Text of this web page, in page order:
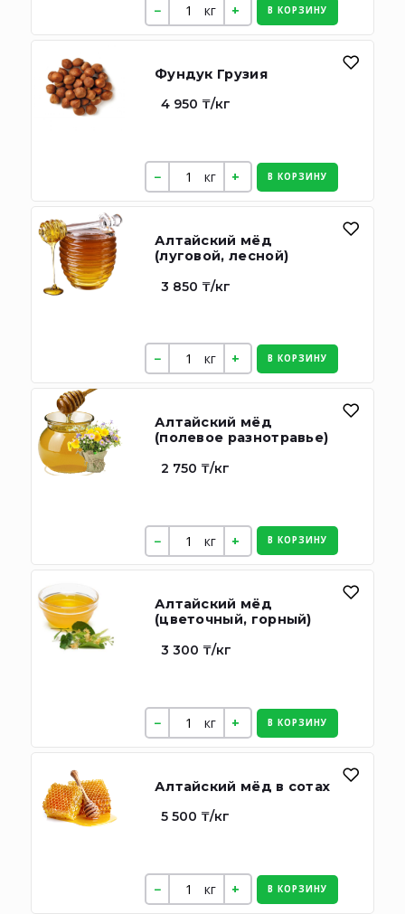
кг В КОРЗИНУ
Фундук Грузия
4 950 ₸/кг
кг В КОРЗИНУ
Алтайский мёд
(луговой, лесной)
3 850 ₸/кг
кг В КОРЗИНУ
Алтайский мёд
(полевое разнотравье)
2 750 ₸/кг
кг В КОРЗИНУ
Алтайский мёд
(цветочный, горный)
3 300 ₸/кг
кг В КОРЗИНУ
Алтайский мёд в сотах
5 500 ₸/кг
кг В КОРЗИНУ